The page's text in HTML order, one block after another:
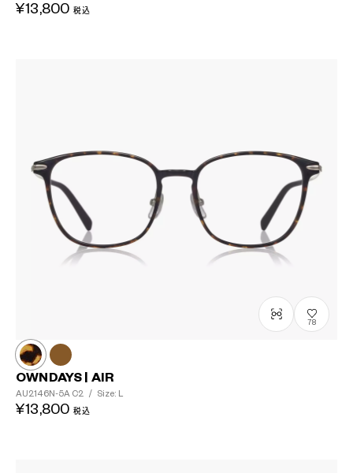
¥13,800 税込
78
OWNDAYS | AIR
AU2146N-5A C2 / Size: L
¥13,800 税込